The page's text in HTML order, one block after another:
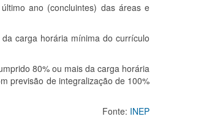
ano (concluintes) das áreas e
carga horária mínima do currículo
80% ou mais da carga horária
previsão de integralização de 100%
Fonte: INEP